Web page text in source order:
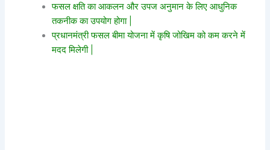
फसल क्षति का आकलन और उपज अनुमान के लिए आधुनिक
तकनीक का उपयोग होगा |
प्रधानमंत्री फसल बीमा योजना में कृषि जोखिम को कम करने में
मदद मिलेगी |